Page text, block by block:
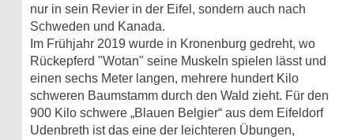
nur in sein Revier in der Eifel, sondern auch nach
Schweden und Kanada.
Im Frühjahr 2019 wurde in Kronenburg gedreht, wo
Rückepferd "Wotan" seine Muskeln spielen lässt und
einen sechs Meter langen, mehrere hundert Kilo
schweren Baumstamm durch den Wald zieht. Für den
900 Kilo schwere „Blauen Belgier“ aus dem Eifeldorf
Udenbreth ist das eine der leichteren Übungen,